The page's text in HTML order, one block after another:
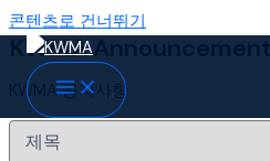
콘텐츠로 건너뛰기
KWMA Announcements
KWMA 공지사항